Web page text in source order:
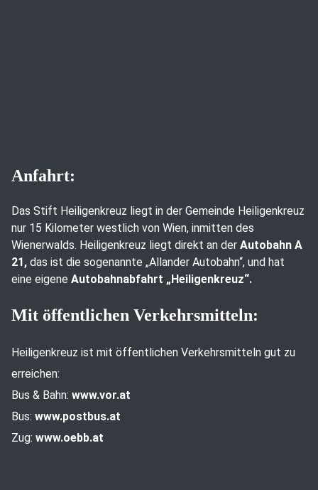
Anfahrt:
Das Stift Heiligenkreuz liegt in der Gemeinde Heiligenkreuz
nur 15 Kilometer westlich von Wien, inmitten des
Wienerwalds. Heiligenkreuz liegt direkt an der Autobahn A
21, das ist die sogenannte „Allander Autobahn“, und hat
eine eigene Autobahnabfahrt „Heiligenkreuz“.
Mit öffentlichen Verkehrsmitteln:
Heiligenkreuz ist mit öffentlichen Verkehrsmitteln gut zu
erreichen:
Bus & Bahn: www.vor.at
Bus: www.postbus.at
Zug: www.oebb.at